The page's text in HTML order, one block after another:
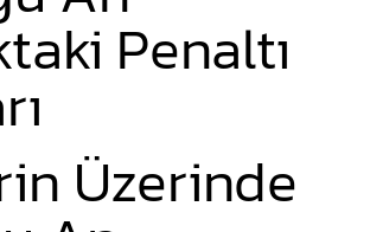
Penaltı
Üzerinde